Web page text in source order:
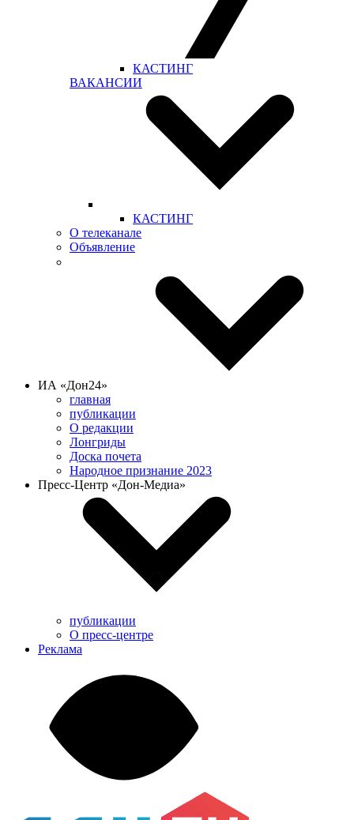
КАСТИНГ
ВАКАНСИИ
КАСТИНГ
О телеканале
Объявление
ИА «Дон24»
главная
публикации
О редакции
Лонгриды
Доска почета
Народное признание 2023
Пресс-Центр «Дон-Медиа»
публикации
О пресс-центре
Реклама